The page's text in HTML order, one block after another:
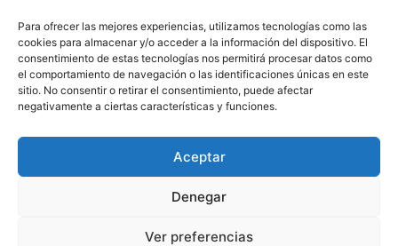
Para ofrecer las mejores experiencias, utilizamos tecnologías como las
cookies para almacenar y/o acceder a la información del dispositivo. El
consentimiento de estas tecnologías nos permitirá procesar datos como
el comportamiento de navegación o las identificaciones únicas en este
sitio. No consentir o retirar el consentimiento, puede afectar
negativamente a ciertas características y funciones.
Aceptar
Denegar
Ver preferencias
presidente@actme.es
administracion@actme.es
+34 647 66 63 18
Redes Sociales